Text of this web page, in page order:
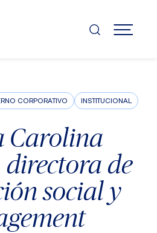
MENÚ
CORPORATIVO INSTITUCIONAL
Carolina
directora de
social y